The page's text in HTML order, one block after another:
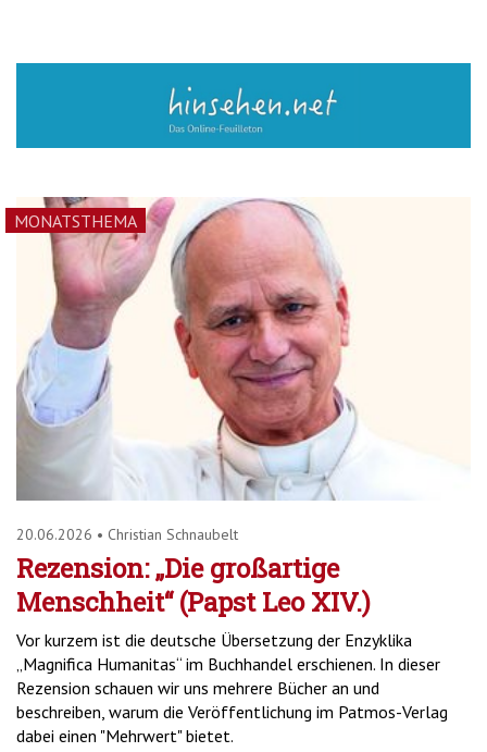
MONATSTHEMA
20.06.2026 • Christian Schnaubelt
Rezension: „Die großartige
Menschheit“ (Papst Leo XIV.)
Vor kurzem ist die deutsche Übersetzung der Enzyklika
„Magnifica Humanitas“ im Buchhandel erschienen. In dieser
Rezension schauen wir uns mehrere Bücher an und
beschreiben, warum die Veröffentlichung im Patmos-Verlag
dabei einen "Mehrwert" bietet.